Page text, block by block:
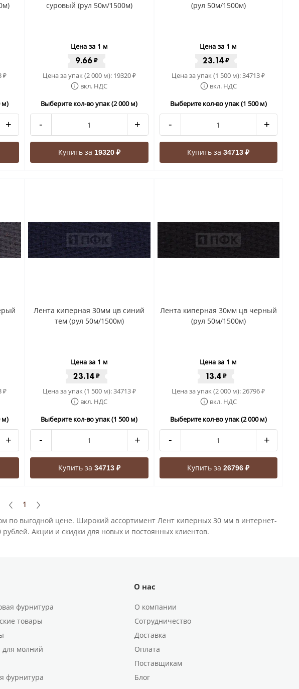
₽
м)
+
суровый (рул 50м/1500м)
Цена за 1 м
9.66₽
Цена за упак (2 000 м): 19320₽
вкл. НДС
Выберите кол-во упак (2 000 м)
- +
Купить за 19320 ₽
(рул 50м/1500м)
Цена за 1 м
23.14₽
Цена за упак (1 500 м):34713₽
вкл. НДС
Выберите кол-во упак (1 500 м)
- +
Купить за34713 ₽
₽
м)
+
Лента киперная 30мм цв синий
тем (рул 50м/1500м)
Цена за 1 м
23.14₽
Цена за упак (1 500 м):34713₽
вкл. НДС
Выберите кол-во упак (1 500 м)
- +
Купить за 34713 ₽
Лента киперная 30мм цв черный
(рул 50м/1500м)
Цена за 1 м
13.4₽
Цена за упак (2 000 м):26796₽
вкл. НДС
Выберите кол-во упак (2 000 м)
- +
Купить за26796 ₽
1
по выгодной цене. Широкий ассортимент Лент киперных 30 мм в интернет-
Акции и скидки для новых и постоянных клиентов.
фурнитура
товары
для молний
фурнитура
О нас
О компании
Сотрудничество
Доставка
Оплата
Поставщикам
Блог